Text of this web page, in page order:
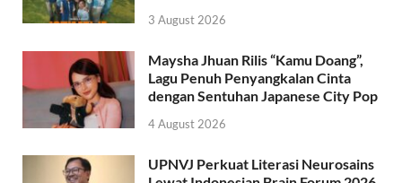
3 August 2026
Maysha Jhuan Rilis “Kamu Doang”,
Lagu Penuh Penyangkalan Cinta
dengan Sentuhan Japanese City Pop
4 August 2026
UPNVJ Perkuat Literasi Neurosains